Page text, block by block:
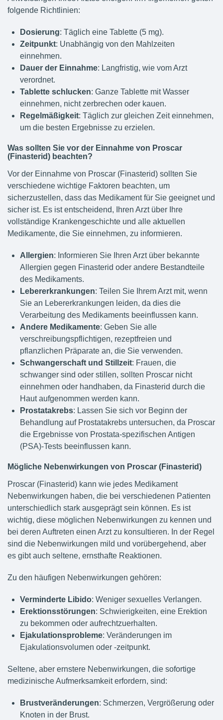
folgende Richtlinien:
Dosierung: Täglich eine Tablette (5 mg).
Zeitpunkt: Unabhängig von den Mahlzeiten
einnehmen.
Dauer der Einnahme: Langfristig, wie vom Arzt
verordnet.
Tablette schlucken: Ganze Tablette mit Wasser
einnehmen, nicht zerbrechen oder kauen.
Regelmäßigkeit: Täglich zur gleichen Zeit einnehmen,
um die besten Ergebnisse zu erzielen.
Was sollten Sie vor der Einnahme von Proscar
(Finasterid) beachten?
Vor der Einnahme von Proscar (Finasterid) sollten Sie
verschiedene wichtige Faktoren beachten, um
sicherzustellen, dass das Medikament für Sie geeignet und
sicher ist. Es ist entscheidend, Ihren Arzt über Ihre
vollständige Krankengeschichte und alle aktuellen
Medikamente, die Sie einnehmen, zu informieren.
Allergien: Informieren Sie Ihren Arzt über bekannte
Allergien gegen Finasterid oder andere Bestandteile
des Medikaments.
Lebererkrankungen: Teilen Sie Ihrem Arzt mit, wenn
Sie an Lebererkrankungen leiden, da dies die
Verarbeitung des Medikaments beeinflussen kann.
Andere Medikamente: Geben Sie alle
verschreibungspflichtigen, rezeptfreien und
pflanzlichen Präparate an, die Sie verwenden.
Schwangerschaft und Stillzeit: Frauen, die
schwanger sind oder stillen, sollten Proscar nicht
einnehmen oder handhaben, da Finasterid durch die
Haut aufgenommen werden kann.
Prostatakrebs: Lassen Sie sich vor Beginn der
Behandlung auf Prostatakrebs untersuchen, da Proscar
die Ergebnisse von Prostata-spezifischen Antigen
(PSA)-Tests beeinflussen kann.
Mögliche Nebenwirkungen von Proscar (Finasterid)
Proscar (Finasterid) kann wie jedes Medikament
Nebenwirkungen haben, die bei verschiedenen Patienten
unterschiedlich stark ausgeprägt sein können. Es ist
wichtig, diese möglichen Nebenwirkungen zu kennen und
bei deren Auftreten einen Arzt zu konsultieren. In der Regel
sind die Nebenwirkungen mild und vorübergehend, aber
es gibt auch seltene, ernsthafte Reaktionen.
Zu den häufigen Nebenwirkungen gehören:
Verminderte Libido: Weniger sexuelles Verlangen.
Erektionsstörungen: Schwierigkeiten, eine Erektion
zu bekommen oder aufrechtzuerhalten.
Ejakulationsprobleme: Veränderungen im
Ejakulationsvolumen oder -zeitpunkt.
Seltene, aber ernstere Nebenwirkungen, die sofortige
medizinische Aufmerksamkeit erfordern, sind:
Brustveränderungen: Schmerzen, Vergrößerung oder
Knoten in der Brust.